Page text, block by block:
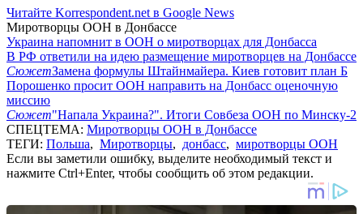
Читайте Korrespondent.net в Google News
Миротворцы ООН в Донбассе
Украина напомнит в ООН о миротворцах для Донбасса
В РФ ответили на идею размещение миротворцев на Донбассе
СюжетЗамена формулы Штайнмайера. Киев готовит план Б
Порошенко просит ООН направить на Донбасс оценочную
миссию
Сюжет"Напала Украина?". Итоги Совбеза ООН по Минску-2
СПЕЦТЕМА: Миротворцы ООН в Донбассе
ТЕГИ: Польша, Миротворцы, донбасс, миротворцы ООН
Если вы заметили ошибку, выделите необходимый текст и
нажмите Ctrl+Enter, чтобы сообщить об этом редакции.